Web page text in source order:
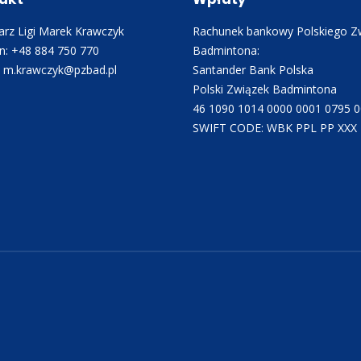
Ligi Marek Krawczyk
+48 884 750 770
Rachunek bankowy Polskiego
Badmintona:
Santander Bank Polska
Polski Związek Badmintona
46 1090 1014 0000 0001 0795
SWIFT CODE: WBK PPL PP XXX